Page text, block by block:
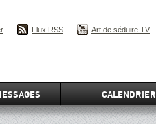
CALENDRIER
Flux RSS Art de séduire TV